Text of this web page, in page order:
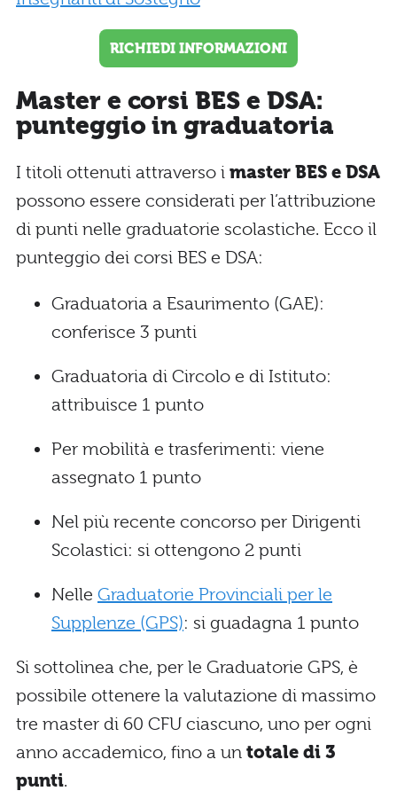
RICHIEDI INFORMAZIONI
Master e corsi BES e DSA:
punteggio in graduatoria
I titoli ottenuti attraverso i master BES e DSA
possono essere considerati per l’attribuzione
di punti nelle graduatorie scolastiche. Ecco il
punteggio dei corsi BES e DSA:
Graduatoria a Esaurimento (GAE):
conferisce 3 punti
Graduatoria di Circolo e di Istituto:
attribuisce 1 punto
Per mobilità e trasferimenti: viene
assegnato 1 punto
Nel più recente concorso per Dirigenti
Scolastici: si ottengono 2 punti
Nelle Graduatorie Provinciali per le
Supplenze (GPS): si guadagna 1 punto
Si sottolinea che, per le Graduatorie GPS, è
possibile ottenere la valutazione di massimo
tre master di 60 CFU ciascuno, uno per ogni
anno accademico, fino a un totale di 3
punti.